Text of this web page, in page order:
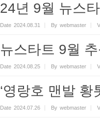
24년 9월 뉴스
Date 2024.08.31 By webmaster
뉴스타트 9월
Date 2024.08.25 By webmaster
‘영랑호 맨발
Date 2024.07.26 By webmaster